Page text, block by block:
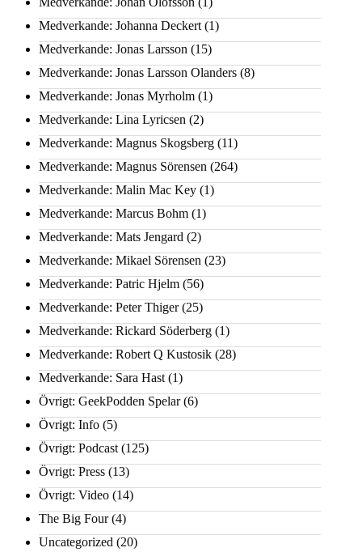
Medverkande: Johanna Deckert (1)
Medverkande: Jonas Larsson (15)
Medverkande: Jonas Larsson Olanders (8)
Medverkande: Jonas Myrholm (1)
Medverkande: Lina Lyricsen (2)
Medverkande: Magnus Skogsberg (11)
Medverkande: Magnus Sörensen (264)
Medverkande: Malin Mac Key (1)
Medverkande: Marcus Bohm (1)
Medverkande: Mats Jengard (2)
Medverkande: Mikael Sörensen (23)
Medverkande: Patric Hjelm (56)
Medverkande: Peter Thiger(25)
Medverkande: Rickard Söderberg (1)
Medverkande: Robert Q Kustosik (28)
Medverkande: Sara Hast (1)
Övrigt: GeekPodden Spelar(6)
Övrigt: Info (5)
Övrigt: Podcast (125)
Övrigt: Press (13)
Övrigt: Video (14)
The Big Four(4)
Uncategorized (20)